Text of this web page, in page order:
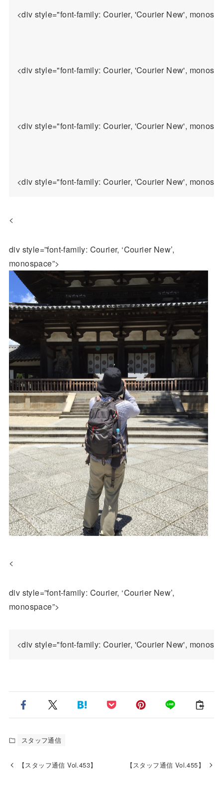
<div style="font-family: Courier, 'Courier New',
<div style="font-family: Courier, 'Courier New',
<div style="font-family: Courier, 'Courier New',
<
div style=”font-family: Courier, ‘Courier New’,
monospace”>
<
div style=”font-family: Courier, ‘Courier New’,
monospace”>
スタッフ通信
【スタッフ通信 Vol.453】 【スタッフ通信 Vol.455】